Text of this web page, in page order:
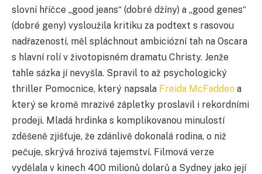
slovní hříčce „good jeans“ (dobré džíny) a „good genes“
(dobré geny) vysloužila kritiku za podtext s rasovou
nadřazeností, měl spláchnout ambiciózní tah na Oscara
s hlavní rolí v životopisném dramatu Christy. Jenže
tahle sázka jí nevyšla. Spravil to až psychologický
thriller Pomocnice, který napsala Freida McFadden a
který se kromě mrazivé zápletky proslavil i rekordními
prodeji. Mladá hrdinka s komplikovanou minulostí
zděšeně zjišťuje, že zdánlivě dokonalá rodina, o niž
pečuje, skrývá hrozivá tajemství. Filmová verze
vydělala v kinech 400 milionů dolarů a Sydney jako její